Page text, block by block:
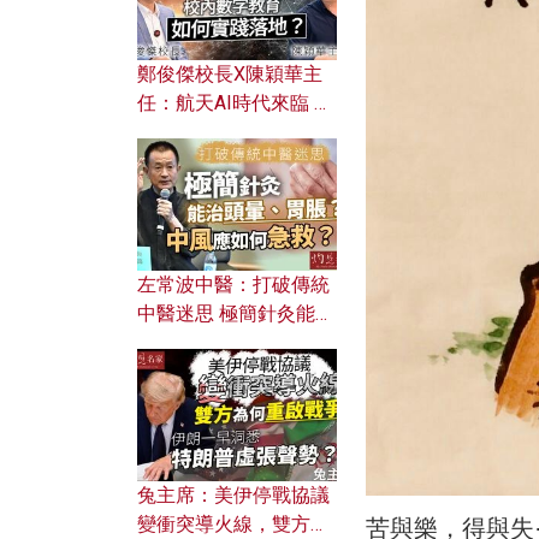
苦與樂，得與
鄭俊傑校長X陳穎華主
任：航天AI時代來臨 學
校內數字教育如何實踐
落地？
左常波中醫：打破傳統
中醫迷思 極簡針灸能治
何急救？
兔主席：美伊停戰協議
變衝突導火線，雙方為